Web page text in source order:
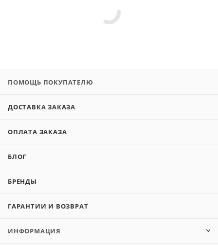
ПОМОЩЬ ПОКУПАТЕЛЮ
ДОСТАВКА ЗАКАЗА
ОПЛАТА ЗАКАЗА
БЛОГ
БРЕНДЫ
ГАРАНТИИ И ВОЗВРАТ
ИНФОРМАЦИЯ